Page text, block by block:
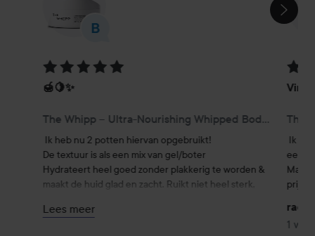
Beoordeling: 5 van de 5
🍯🍋✨
The Whipp – Ultra-Nourishing Whipped Body Cream 200 ml
Ik heb nu 2 potten hiervan opgebruikt!
De textuur is als een mix van gel/boter
Hydrateert heel goed zonder plakkerig te worden &
maakt de huid glad en zacht. Ruikt niet heel sterk,
blijft, ik vind het fijn!
Lees meer
Vind
Ik
een
Maar
prijs
1